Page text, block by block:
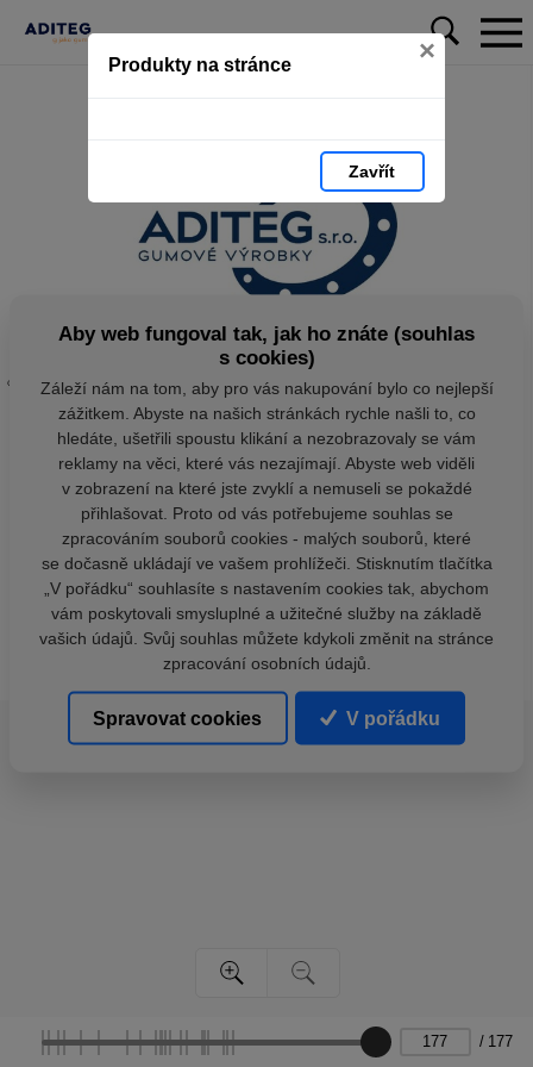
Produkty na stránce ×
Zavřít
/ 177
Aby web fungoval tak, jak ho znáte (souhlas
s cookies)
Záleží nám na tom, aby pro vás nakupování bylo co nejlepší
zážitkem. Abyste na našich stránkách rychle našli to, co
hledáte, ušetřili spoustu klikání a nezobrazovaly se vám
reklamy na věci, které vás nezajímají. Abyste web viděli
v zobrazení na které jste zvyklí a nemuseli se pokaždé
přihlašovat. Proto od vás potřebujeme souhlas se
zpracováním souborů cookies - malých souborů, které
se dočasně ukládají ve vašem prohlížeči. Stisknutím tlačítka
„V pořádku“ souhlasíte s nastavením cookies tak, abychom
vám poskytovali smysluplné a užitečné služby na základě
vašich údajů. Svůj souhlas můžete kdykoli změnit na stránce
zpracování osobních údajů.
Spravovat cookies V pořádku